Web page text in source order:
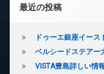
イ
ン
ー
ト
最近の投稿
ドゥーエ銀座イース
ベルシードステアー
VISTA豊島詳しい情